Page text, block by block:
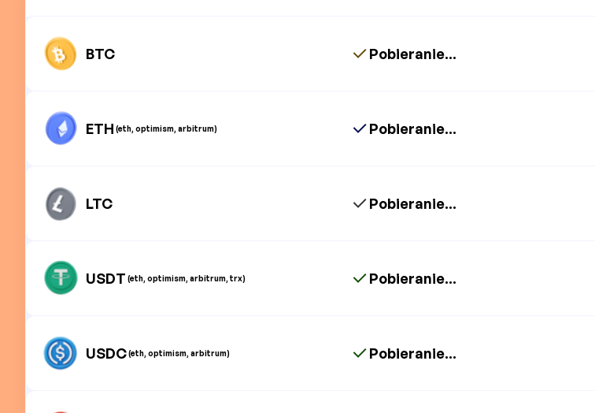
BTC Pobieranie...
ETH (eth, optimism, arbitrum) Pobieranie...
LTC Pobieranie...
USDT (eth, optimism, arbitrum, trx) Pobieranie...
USDC(eth, optimism, arbitrum) Pobieranie...